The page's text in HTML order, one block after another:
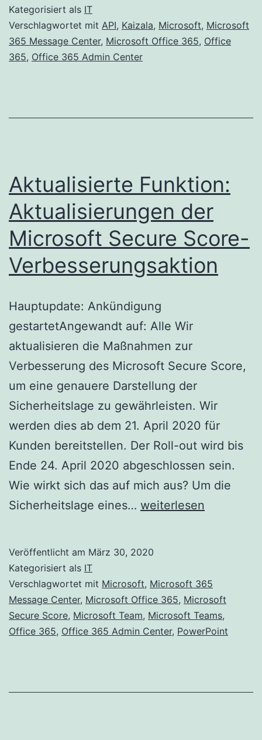
Endpunkt-
URL
für
die
Kategorisiert als IT
Verschlagwortet mit API, Kaizala, Microsoft, Microsoft
365 Message Center, Microsoft Office 365, Office
365, Office 365 Admin Center
Aktualisierte Funktion:
Aktualisierungen der
Microsoft Secure Score-
Verbesserungsaktion
Hauptupdate: Ankündigung
gestartetAngewandt auf: Alle Wir
aktualisieren die Maßnahmen zur
Verbesserung des Microsoft Secure Score,
um eine genauere Darstellung der
Sicherheitslage zu gewährleisten. Wir
werden dies ab dem 21. April 2020 für
Kunden bereitstellen. Der Roll-out wird bis
Ende 24. April 2020 abgeschlossen sein.
Wie wirkt sich das auf mich aus? Um die
Sicherheitslage eines… Aktualisierte
Microsoft
Secure
Score-
weiterlesen
Veröffentlicht am März 30, 2020
Kategorisiert als IT
Verschlagwortet mit Microsoft, Microsoft 365
Message Center, Microsoft Office 365, Microsoft
Secure Score, Microsoft Team, Microsoft Teams,
Office 365, Office 365 Admin Center, PowerPoint